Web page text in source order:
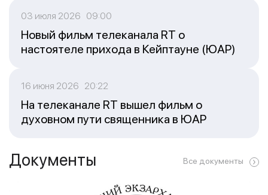
03 июля 2026 09:00
Новый фильм телеканала RT о
настоятеле прихода в Кейптауне (ЮАР)
16 июня 2026 20:22
На телеканале RT вышел фильм о
духовном пути священника в ЮАР
Документы Все документы